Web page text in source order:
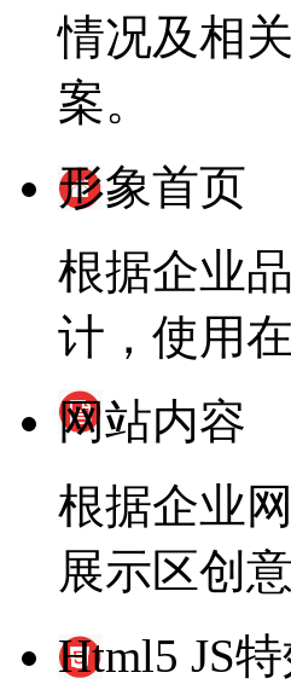
情况及相
案。
形象首页
根据企业
计，使用
网站内容
根据企业
展示区创意
Html5 JS